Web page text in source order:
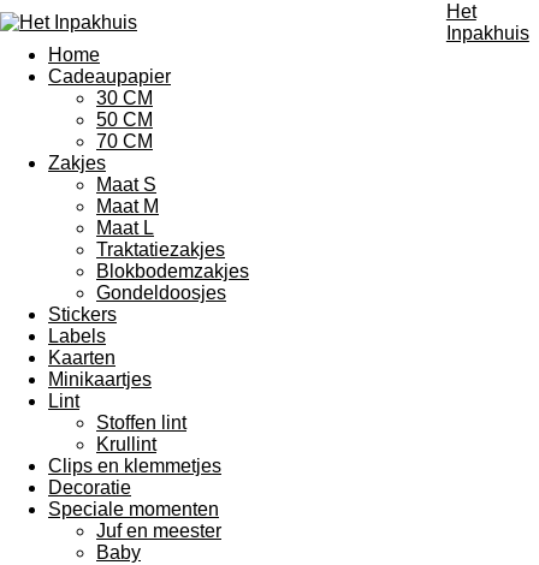
Het
Inpakhuis
Home
Cadeaupapier
30 CM
50 CM
70 CM
Zakjes
Maat S
Maat M
Maat L
Traktatiezakjes
Blokbodemzakjes
Gondeldoosjes
Stickers
Labels
Kaarten
Minikaartjes
Lint
Stoffen lint
Krullint
Clips en klemmetjes
Decoratie
Speciale momenten
Juf en meester
Baby